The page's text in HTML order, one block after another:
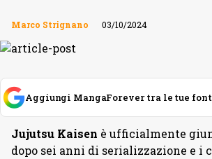
Marco Strignano 03/10/2024
Aggiungi MangaForever tra le tue
Jujutsu Kaisen è ufficialmente
dopo sei anni di serializzazione e i